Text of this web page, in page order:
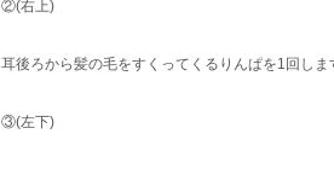
②(右上)
耳後ろから髪の毛をすくってくるりんぱを1回しま
③(左下)